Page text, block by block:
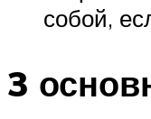
собой,
3